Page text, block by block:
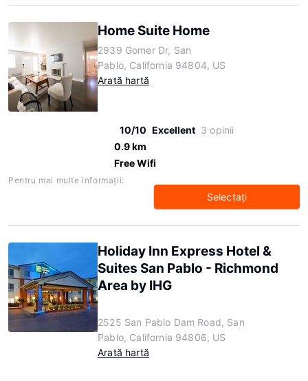
Home Suite Home
2939 Gomer Dr, San
Pablo, California 94804, US
Arată hartă
10/10 Excellent 3 opinii
0.9 km
Free Wifi
Pentru mai multe informaţii:
Selectaţi
Holiday Inn Express Hotel &
Suites San Pablo - Richmond
Area by IHG
2525 San Pablo Dam Road, San
Pablo, California 94806, US
Arată hartă